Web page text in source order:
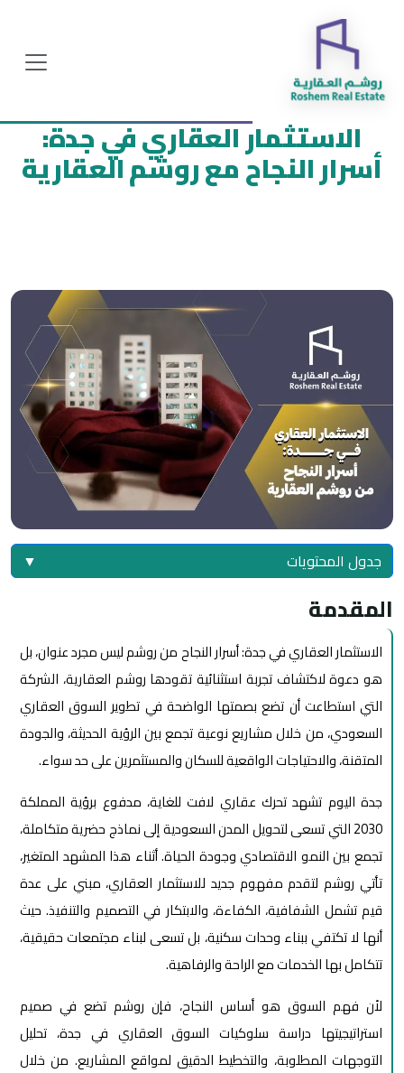
الاستثمار العقاري في جدة:
أسرار النجاح مع روشم العقارية
جدول المحتويات ▼
المقدمة
الاستثمار العقاري في جدة: أسرار النجاح من روشم ليس مجرد عنوان، بل
هو دعوة لاكتشاف تجربة استثنائية تقودها روشم العقارية، الشركة
التي استطاعت أن تضع بصمتها الواضحة في تطوير السوق العقاري
السعودي، من خلال مشاريع نوعية تجمع بين الرؤية الحديثة، والجودة
المتقنة، والاحتياجات الواقعية للسكان والمستثمرين على حد سواء.
جدة اليوم تشهد تحرك عقاري لافت للغاية، مدفوع برؤية المملكة
2030 التي تسعى لتحويل المدن السعودية إلى نماذج حضرية متكاملة،
تجمع بين النمو الاقتصادي وجودة الحياة. أثناء هذا المشهد المتغير،
تأتي روشم لتقدم مفهوم جديد للاستثمار العقاري، مبني على عدة
قيم تشمل الشفافية، الكفاءة، والابتكار في التصميم والتنفيذ. حيث
أنها لا تكتفي ببناء وحدات سكنية، بل تسعى لبناء مجتمعات حقيقية،
تتكامل بها الخدمات مع الراحة والرفاهية.
لأن فهم السوق هو أساس النجاح، فإن روشم تضع في صميم
استراتيجيتها دراسة سلوكيات السوق العقاري في جدة، تحليل
التوجهات المطلوبة، والتخطيط الدقيق لمواقع المشاريع. من خلال